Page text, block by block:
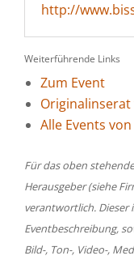
http://
Weiterführende Links
Zum Event
Originalinserat
Alle Events
Für das oben
Herausgeber (siehe
verantwortlich. Dieser
Eventbeschreibung,
Bild-, Ton-, Video-,